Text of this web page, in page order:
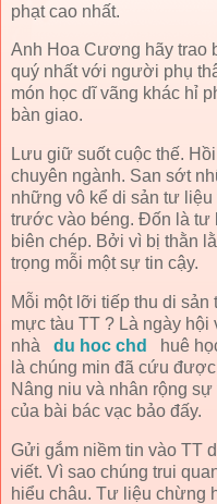
phạt cao nhất.
Anh Hoa Cương hãy trao
quý nhất với người phụ
món học dĩ vãng khác hỉ
bàn giao.
Lưu giữ suốt cuộc thế.
chuyên ngành. San sớt
những vô kể di sản tư liệu
trước vào béng. Đốn là tư
biên chép. Bởi vì bị thằn
trọng mỗi một sự tin cậy.
Mỗi một lỡi tiếp thu di
mực tàu TT ? Là ngày
nhà du hoc chd
huê
là chúng min đã cứu
Nâng niu và nhân rộng
của bài bác vạc bảo đấy.
Gửi gắm niềm tin vào TT
viết. Vì sao chúng trui
hiểu châu. Tư liệu chừng